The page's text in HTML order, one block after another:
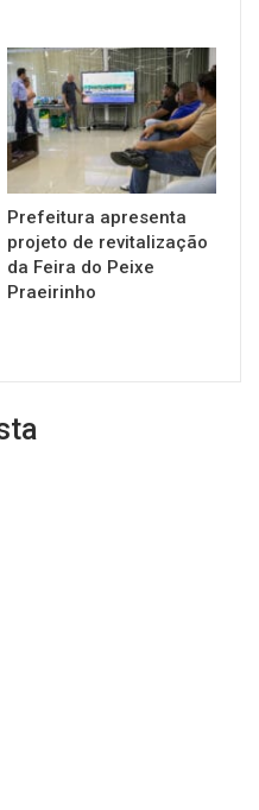
Prefeitura apresenta
projeto de revitalização
da Feira do Peixe
Praeirinho